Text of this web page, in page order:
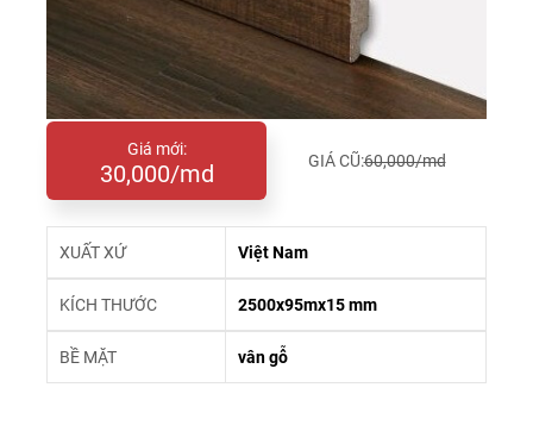
Giá mới:
30,000/md GIÁ CŨ:60,000/md
XUẤT XỨ Việt Nam
KÍCH THƯỚC 2500x95mx15 mm
BỀ MẶT vân gỗ